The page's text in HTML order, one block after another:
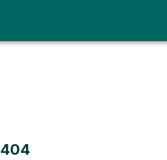
404